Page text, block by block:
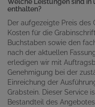
enthalten?
Der aufgezeigte Preis
Kosten für die
Buchstaben sowie den
nach der aktuellen
erledigen wir mit
Genehmigung bei der
Einreichung der
Grabstein. Dieser Service
Bestandteil des